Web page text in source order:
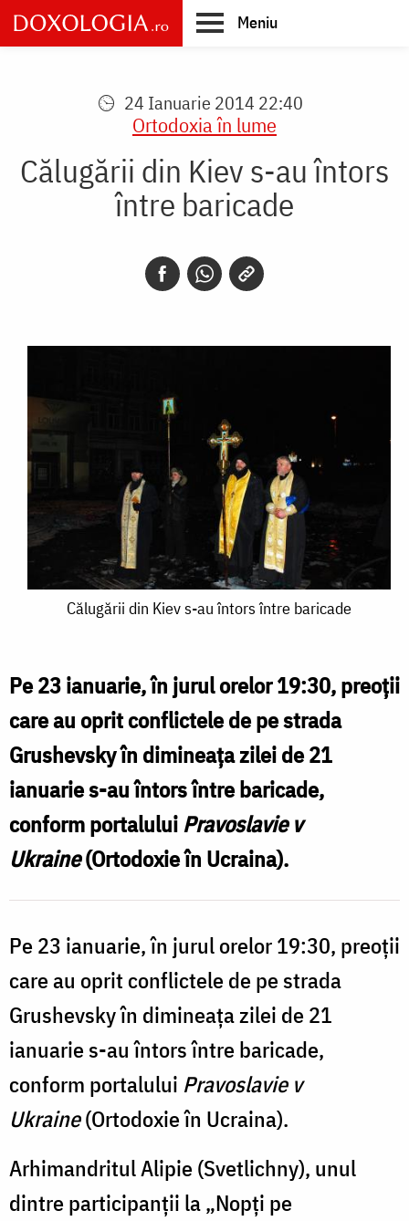
Skip
to
main
Meniu
24 Ianuarie 2014 22:40
Ortodoxia în lume
Călugării din Kiev s-au întors
între baricade
Călugării
s-
au
întors
între
baricade
Călugării din Kiev s-au întors între baricade
Pe 23 ianuarie, în jurul orelor 19:30, preoții
care au oprit conflictele de pe strada
Grushevsky în dimineața zilei de 21
ianuarie s-au întors între baricade,
conform portaluluiPravoslavie v
Ukraine(Ortodoxie în Ucraina).
Pe 23 ianuarie, în jurul orelor 19:30, preoții
care au oprit conflictele de pe strada
Grushevsky în dimineața zilei de 21
ianuarie s-au întors între baricade,
conform portalului Pravoslavie v
Ukraine(Ortodoxie în Ucraina).
Arhimandritul Alipie (Svetlichny), unul
dintre participanții la „Nopți pe